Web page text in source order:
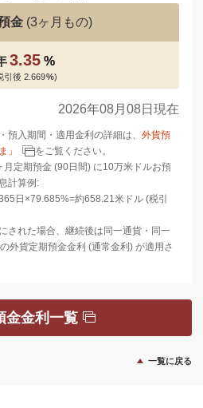
金 (3ヶ月もの)
3.35%
引後 2.669%)
2026年08月08日現在
預入期間・適用金利の詳細は、 外貨預
」
をご覧ください。
定期預金 (90日間) に10万米ドルお預
計算例:
日×79.685%=約658.21米ドル (税引
された場合、継続後は同一通貨・同一
外貨定期預金金利 (通常金利) が適用さ
金金利一覧
一覧に戻る